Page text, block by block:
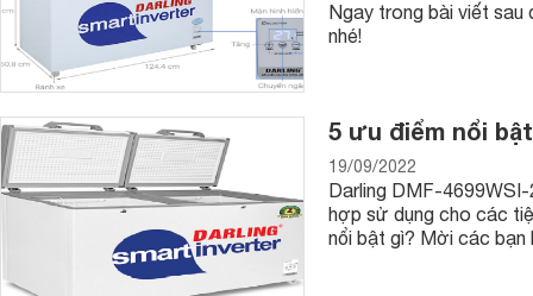
Ngay trong bài viết sau
nhé!
5 ưu điểm nổi
19/09/2022
Darling DMF-
hợp sử dụng cho các
nổi bật gì? Mời các bạn